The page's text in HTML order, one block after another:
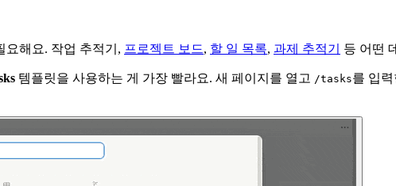
요해요. 작업 추적기, 프로젝트 보드, 할 일 목록, 과제 추적기 등 어떤
템플릿을 사용하는 게 가장 빨라요. 새 페이지를 열고 /tasks를 입